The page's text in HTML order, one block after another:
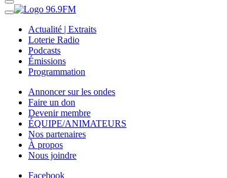
Actualité | Extraits
Loterie Radio
Podcasts
Émissions
Programmation
Annoncer sur les ondes
Faire un don
Devenir membre
ÉQUIPE/ANIMATEURS
Nos partenaires
À propos
Nous joindre
Facebook